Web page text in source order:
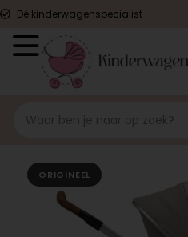
Dé kinderwagenspecialist
ORIGINEEL